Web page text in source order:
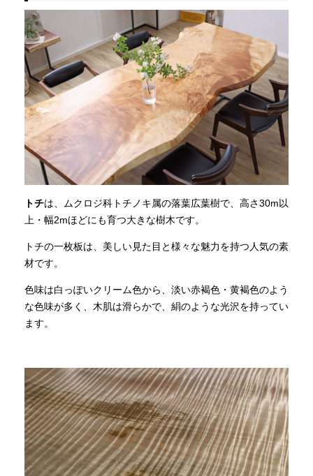
トチは、ムクロジ科トチノキ属の落葉広葉樹で、高さ30m以
上・幅2mほどにも育つ大きな樹木です。
トチの一枚板は、美しい見た目と様々な魅力を持つ人気の素
材です。
色味は白っぽいクリーム色から、淡い赤褐色・黄褐色のよう
な色味が多く、木肌は滑らかで、絹のような光沢を持ってい
ます。